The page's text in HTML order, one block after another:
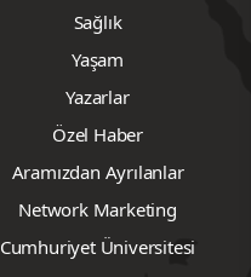
Sağlık
Yaşam
Yazarlar
Özel Haber
Aramızdan Ayrılanlar
Network Marketing
Cumhuriyet Üniversitesi